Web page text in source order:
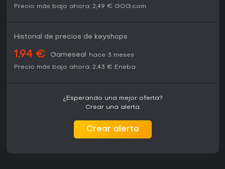
Precio más bajo ahora: 2,49 € GOG.com
Historial de precios de keyshops
1,94 € Gameseal
hace 3 meses
Precio más bajo ahora: 2,43 € Eneba
¿Esperando una mejor oferta?
Crear una alerta.
Crear alerta